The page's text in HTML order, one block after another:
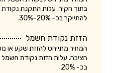
בתוך הקיר. עלות התקנת
להתייקר בכ- 20%-30%.
הזזת נקודת חשמל
חציבה. עלות הזזת נקודת חשמל
בכ- 20%.